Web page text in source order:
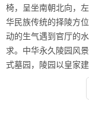
椅，呈坐南朝北向，
华民族传统的择陵方
动的生气遇到官厅的
求。中华永久陵园风
式墓园，陵园以皇家